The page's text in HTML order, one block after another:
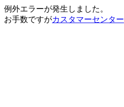
例外エラーが発生しました。
お手数ですがカスタマーセンター